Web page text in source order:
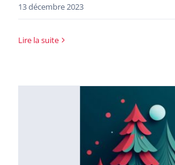
13 décembre 2023
Lire la suite